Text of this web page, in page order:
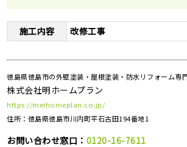
施工内容 改修工事
徳島県徳島市の外壁塗装・屋根塗装・防水リフォーム専
株式会社明ホームプラン
https://meihomeplan.co.jp/
住所：徳島県徳島市川内町平石古田194番地1
お問い合わせ窓口： 0120-16-7611